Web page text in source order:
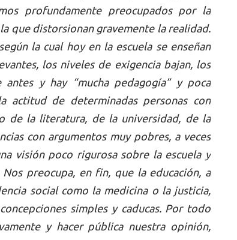
profundamente preocupados por la
que distorsionan gravemente la realidad.
la cual hoy en la escuela se enseñan
los niveles de exigencia bajan, los
y hay “mucha pedagogía” y poca
actitud de determinadas personas con
de la literatura, de la universidad, de la
con argumentos muy pobres, a veces
visión poco rigurosa sobre la escuela y
preocupa, en fin, que la educación, a
social como la medicina o la justicia,
simples y caducas. Por todo
y hacer pública nuestra opinión,